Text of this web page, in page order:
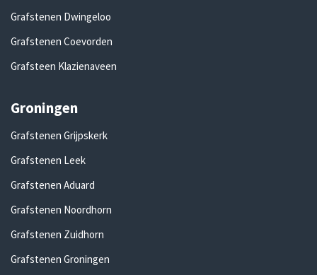
Grafstenen Dwingeloo
Grafstenen Coevorden
Grafsteen Klazienaveen
Groningen
Grafstenen Grijpskerk
Grafstenen Leek
Grafstenen Aduard
Grafstenen Noordhorn
Grafstenen Zuidhorn
Grafstenen Groningen